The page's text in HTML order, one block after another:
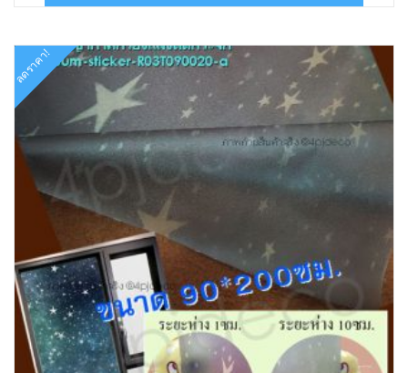
฿576.00.฿346.00.
ลดราคา!